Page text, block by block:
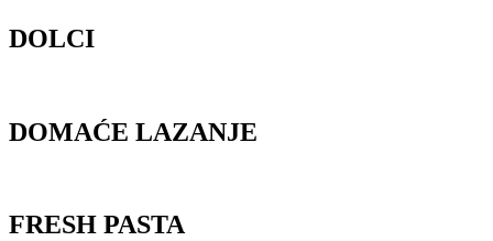
DOLCI
DOMAĆE LAZANJE
FRESH PASTA